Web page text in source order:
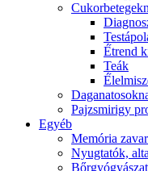
É́trend
Teák
Pajzsmirigy
Egyéb
Memória
Nyugtatók,